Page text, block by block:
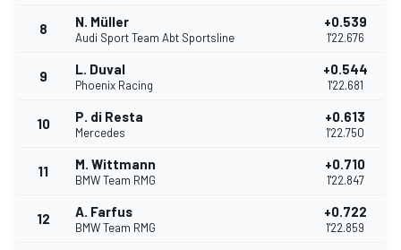
8 N. Müller
Audi Sport Team Abt Sportsline
+0.539
1'22.676
9 L. Duval
Phoenix Racing
+0.544
1'22.681
10 P. di Resta
Mercedes
+0.613
1'22.750
11 M. Wittmann
BMW Team RMG
+0.710
1'22.847
12 A. Farfus
BMW Team RMG
+0.722
1'22.859